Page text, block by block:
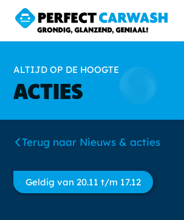
ALTIJD OP DE HOOGTE
ACTIES
Terug naar Nieuws & acties
Geldig van 20.11 t/m 17.12